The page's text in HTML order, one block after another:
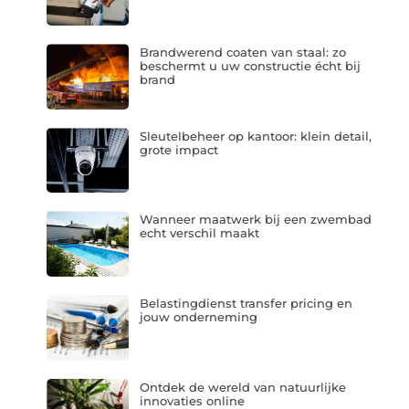
Brandwerend coaten van staal: zo
beschermt u uw constructie écht bij
brand
Sleutelbeheer op kantoor: klein detail,
grote impact
Wanneer maatwerk bij een zwembad
echt verschil maakt
Belastingdienst transfer pricing en
jouw onderneming
Ontdek de wereld van natuurlijke
innovaties online